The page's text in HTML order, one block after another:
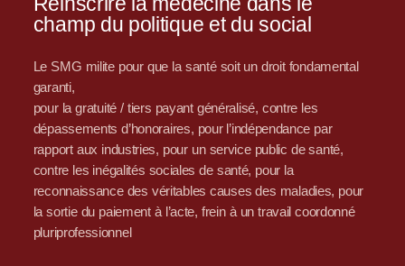
champ du politique et du social
Le SMG milite pour que la santé soit un droit fondamental
garanti,
pour la gratuité / tiers payant généralisé, contre les
dépassements d’honoraires, pour l’indépendance par
rapport aux industries, pour un service public de santé,
contre les inégalités sociales de santé, pour la
reconnaissance des véritables causes des maladies, pour
la sortie du paiement à l’acte, frein à un travail coordonné
pluriprofessionnel